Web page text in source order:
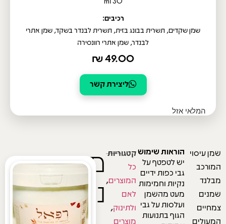
שמן עיסוי
המורכב
מבלנד
שמנים
צמחיים
המעולים
הוראות שימוש
יש לטפטף על
גבי כפות ידיים
נקיות וחמימות
מעט מהשמן
ועלסות על גבי
הגוף בתנועות
קטגוריות
כל
המוצרים,
לאם
ולתינוק,
מוצרים
מוצרים
נוספים
רכיבים:
שמן שקדים, תשרית בבונג בזית, תשרית לבנדר בשקד, שמן אתרי
לבנדר, שמן אתרי רוונסירה
₪49.00
ליצירת קשר
המלאי אזל